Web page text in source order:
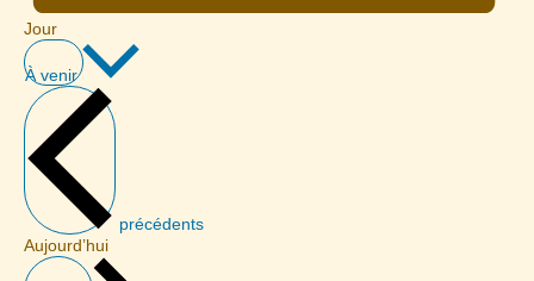
Jour
À venir
Sélectionnez
une
date.
précédents
Aujourd’hui
Évènements